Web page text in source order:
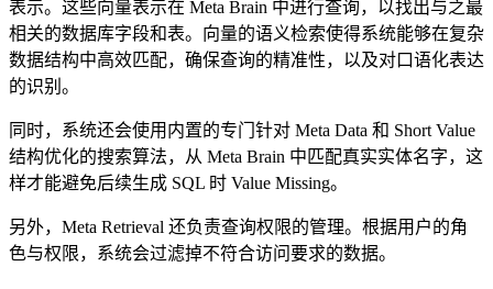
表示。这些向量表示在 Meta Brain 中进行查询，以找出与之最
相关的数据库字段和表。向量的语义检索使得系统能够在复杂
数据结构中高效匹配，确保查询的精准性，以及对口语化表达
的识别。
同时，系统还会使用内置的专门针对 Meta Data 和 Short Value
结构优化的搜索算法，从 Meta Brain 中匹配真实实体名字，这
样才能避免后续生成 SQL 时 Value Missing。
另外，Meta Retrieval 还负责查询权限的管理。根据用户的角
色与权限，系统会过滤掉不符合访问要求的数据。